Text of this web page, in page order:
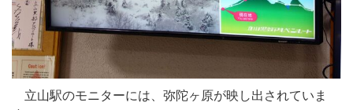
立山駅のモニターには、弥陀ヶ原が映し出されていま